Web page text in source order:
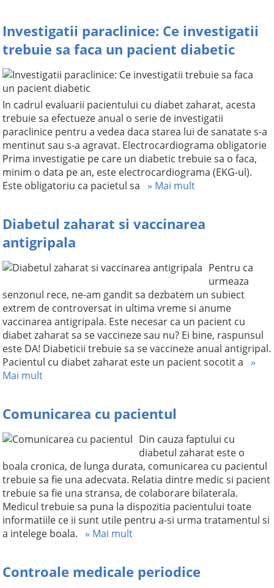
Investigatii paraclinice: Ce investigatii
trebuie sa faca un pacient diabetic
In cadrul evaluarii pacientului cu diabet zaharat, acesta
trebuie sa efectueze anual o serie de investigatii
paraclinice pentru a vedea daca starea lui de sanatate s-a
mentinut sau s-a agravat. Electrocardiograma obligatorie
Prima investigatie pe care un diabetic trebuie sa o faca,
minim o data pe an, este electrocardiograma (EKG-ul).
Este obligatoriu ca pacietul sa » Mai mult
Diabetul zaharat si vaccinarea
antigripala
Pentru ca
urmeaza
senzonul rece, ne-am gandit sa dezbatem un subiect
extrem de controversat in ultima vreme si anume
vaccinarea antigripala. Este necesar ca un pacient cu
diabet zaharat sa se vaccineze sau nu? Ei bine, raspunsul
este DA! Diabeticii trebuie sa se vaccineze anual antigripal.
Pacientul cu diabet zaharat este un pacient socotit a »
Mai mult
Comunicarea cu pacientul
Din cauza faptului cu
diabetul zaharat este o
boala cronica, de lunga durata, comunicarea cu pacientul
trebuie sa fie una adecvata. Relatia dintre medic si pacient
trebuie sa fie una stransa, de colaborare bilaterala.
Medicul trebuie sa puna la dispozitia pacientului toate
informatiile ce ii sunt utile pentru a-si urma tratamentul si
a intelege boala. » Mai mult
Controale medicale periodice